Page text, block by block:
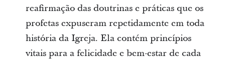
reafirmação das doutrinas e práticas que os
profetas expuseram repetidamente em toda
história da Igreja. Ela contém princípios
vitais para a felicidade e bem-estar de cada